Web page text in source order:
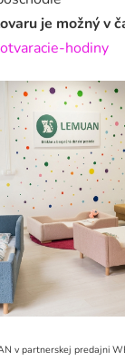
je možný v
hodiny
v partnerskej predajni